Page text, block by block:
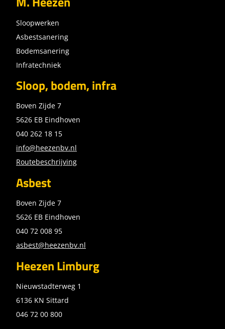
Sloopwerken
Asbestsanering
Bodemsanering
Infratechniek
Sloop, bodem, infra
Boven Zijde 7
5626 EB Eindhoven
040 262 18 15
info@heezenbv.nl
Routebeschrijving
Asbest
Boven Zijde 7
5626 EB Eindhoven
040 72 008 95
asbest@heezenbv.nl
Heezen Limburg
Nieuwstadterweg 1
6136 KN Sittard
046 72 00 800